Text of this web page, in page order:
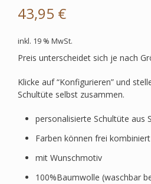
43,95 €
inkl. 19 % MwSt.
Preis unterscheidet sich je nach
Klicke auf “Konfigurieren” und
Schultüte selbst zusammen.
personalisierte Schultüte aus
Farben können frei
mit Wunschmotiv
100%Baumwolle (waschbar